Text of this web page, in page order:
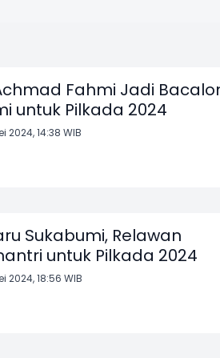
Fahmi Jadi
untuk Pilkada 2024
2024, 14:38 WIB
Sukabumi, Relawan
untuk Pilkada 2024
2024, 18:56 WIB